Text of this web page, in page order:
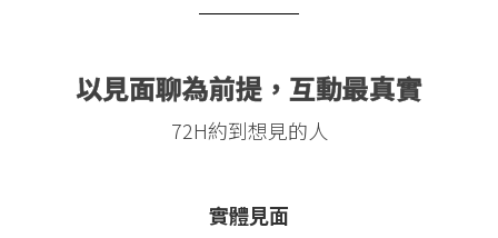
以見面聊為前提，互動最真實
72H約到想見的人
實體見面